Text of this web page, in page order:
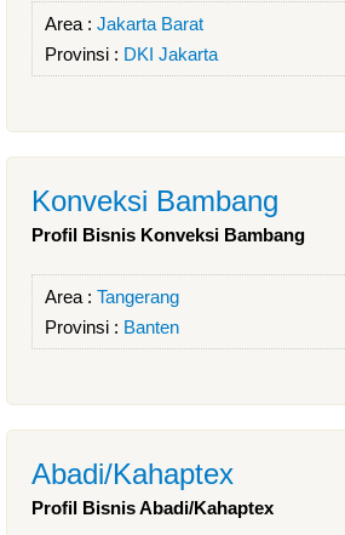
Area : Jakarta Barat
Provinsi : DKI Jakarta
Konveksi Bambang
Profil Bisnis Konveksi Bambang
Area : Tangerang
Provinsi : Banten
Abadi/Kahaptex
Profil Bisnis Abadi/Kahaptex